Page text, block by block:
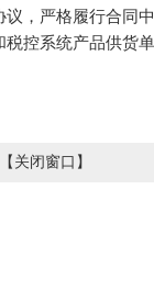
，严格履行合同
控系统产品供货
【 关闭窗口 】